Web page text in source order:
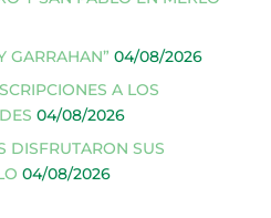
GARRAHAN” 04/08/2026
A LOS
04/08/2026
DISFRUTARON SUS
04/08/2026